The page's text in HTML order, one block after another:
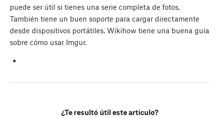
puede ser útil si tienes una serie completa de fotos.
También tiene un buen soporte para cargar directamente
desde dispositivos portátiles. Wikihow tiene una buena guía
sobre cómo usar Imgur.
¿Te resultó útil este artículo?